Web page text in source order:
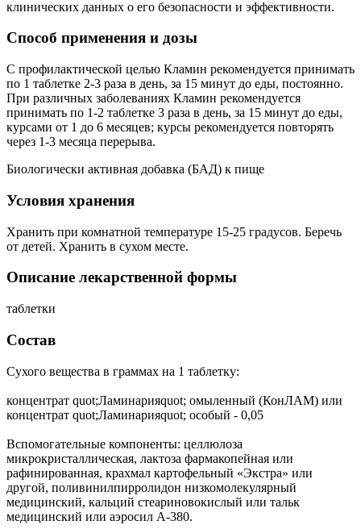
клинических данных о его безопасности и эффективности.
Способ применения и дозы
С профилактической целью Кламин рекомендуется принимать
по 1 таблетке 2-3 раза в день, за 15 минут до еды, постоянно.
При различных заболеваниях Кламин рекомендуется
принимать по 1-2 таблетке 3 раза в день, за 15 минут до еды,
курсами от 1 до 6 месяцев; курсы рекомендуется повторять
через 1-3 месяца перерыва.
Биологически активная добавка (БАД) к пище
Условия хранения
Хранить при комнатной температуре 15-25 градусов. Беречь
от детей. Хранить в сухом месте.
Описание лекарственной формы
таблетки
Состав
Сухого вещества в граммах на 1 таблетку:
концентрат quot;Ламинарияquot; омыленный (КонЛАМ) или
концентрат quot;Ламинарияquot; особый - 0,05
Вспомогательные компоненты: целлюлоза
микрокристаллическая, лактоза фармакопейная или
рафинированная, крахмал картофельный «Экстра» или
другой, поливинилпирролидон низкомолекулярный
медицинский, кальций стеариновокислый или тальк
медицинский или аэросил А-380.